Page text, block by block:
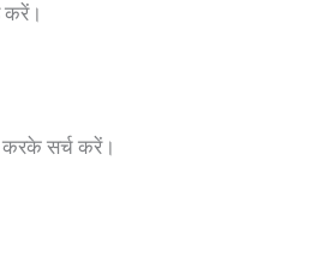
करें।
सर्च करें।